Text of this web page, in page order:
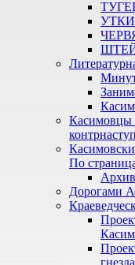
Касимовцы
По
Архив
Дорогами